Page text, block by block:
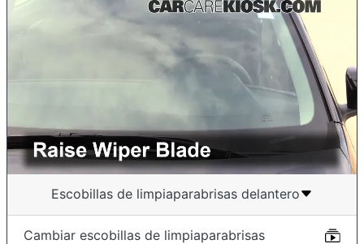
Escobillas de limpiaparabrisas delantero
Cambiar escobillas de limpiaparabrisas